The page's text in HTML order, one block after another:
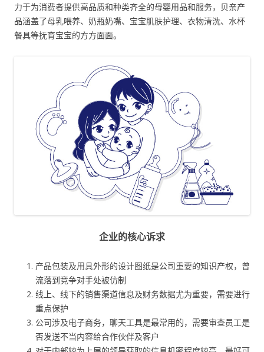
力于为消费者提供高品质和种类齐全的母婴用品和服务，贝亲产
品涵盖了母乳喂养、奶瓶奶嘴、宝宝肌肤护理、衣物清洗、水杯
餐具等抚育宝宝的方方面面。
企业的核心诉求
产品包装及用具外形的设计图纸是公司重要的知识产权，曾
流落到竞争对手处被仿制
线上、线下的销售渠道信息及财务数据尤为重要，需要进行
重点保护
公司涉及电子商务，聊天工具是最常用的，需要审查员工是
否发送不当内容给合作伙伴及客户